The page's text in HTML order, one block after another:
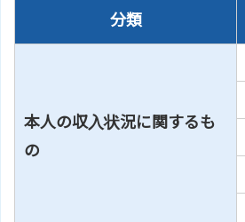
分類
本人の収入状況に関するも
の